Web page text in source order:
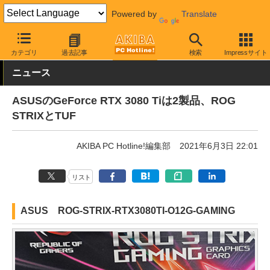
Powered by Translate
カテゴリ 過去記事 検索 Impressサイト
AKIBA PC Hotline! PCパーツ ビデオカード（グラフィックボード
ニュース
ASUSのGeForce RTX 3080 Tiは2製品、ROG
STRIXとTUF
AKIBA PC Hotline!編集部 2021年6月3日 22:01
リスト
ASUS ROG-STRIX-RTX3080TI-O12G-GAMING